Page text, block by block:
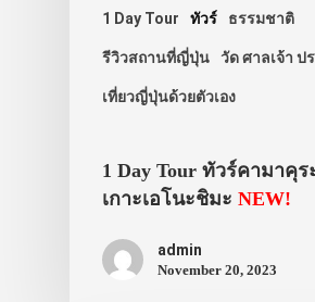
1 Day Tour ทัวร์ ธรรมชาติ
รีวิวสถานที่ญี่ปุ่น วัด ศาลเจ้า ป
เที่ยวญี่ปุ่นด้วยตัวเอง
1 Day Tour ทัวร์คามาคุร
เกาะเอโนะชิมะ NEW!
admin
November 20, 2023
ภ